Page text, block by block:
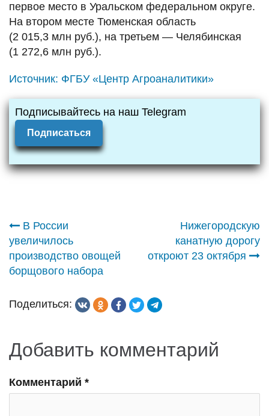
первое место в Уральском федеральном округе.
На втором месте Тюменская область
(2 015,3 млн руб.), на третьем — Челябинская
(1 272,6 млн руб.).
Источник: ФГБУ «Центр Агроаналитики»
Подписывайтесь на наш Telegram
Подписаться
Навигация
по
В России
увеличилось
производство овощей
борщового набора
Нижегородскую
канатную дорогу
откроют 23 октября
Поделиться:
Добавить комментарий
Комментарий *